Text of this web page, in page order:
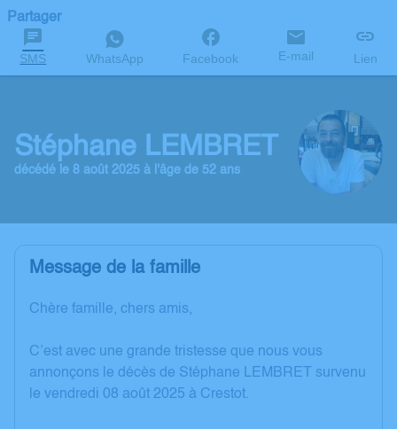
Partager
SMS WhatsApp Facebook E-mail Lien
Stéphane LEMBRET
décédé le 8 août 2025 à l'âge de 52 ans
Message de la famille
Chère famille, chers amis,
C’est avec une grande tristesse que nous vous
annonçons le décès de Stéphane LEMBRET survenu
le vendredi 08 août 2025 à Crestot.